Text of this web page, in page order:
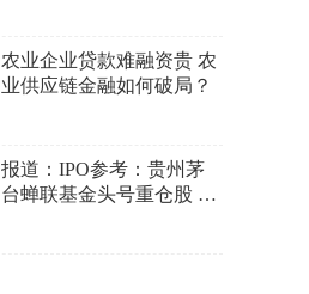
农业企业贷款难融资贵 农
业供应链金融如何破局？
报道：IPO参考：贵州茅
台蝉联基金头号重仓股 吉